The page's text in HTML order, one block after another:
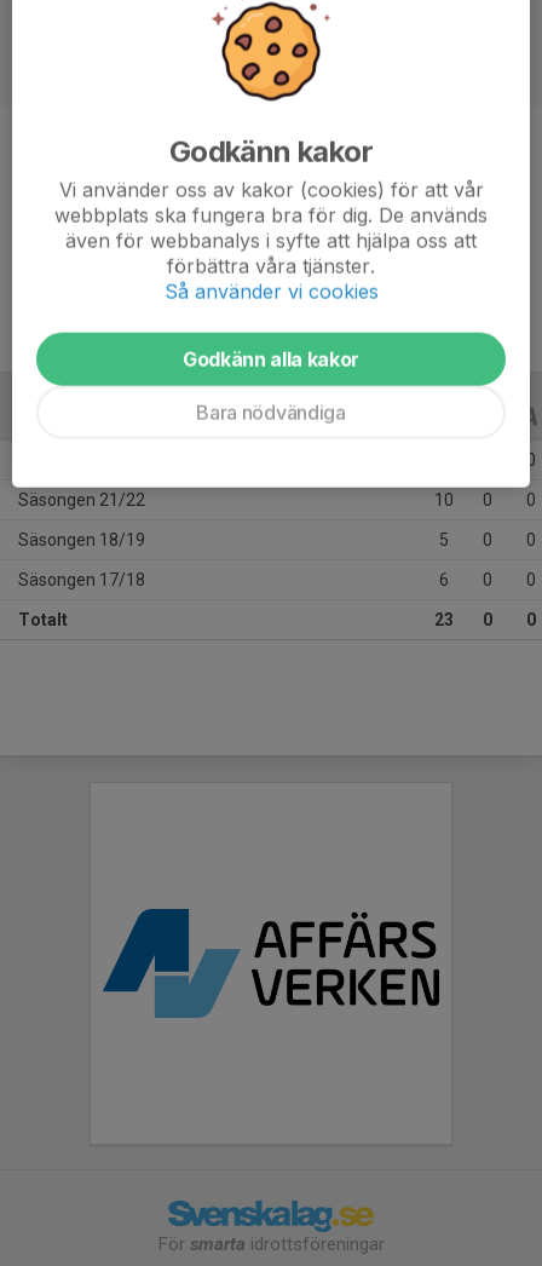
Forward
Ålder
54 år
Tidigare klubbar
Karlskrona Innebandyklubb,
Örlogsstaden Innebandyklubb
ALLA ÅR
0
Säsongen 21/22 10 0 0
Säsongen 18/19 5 0 0
Säsongen 17/18 6 0 0
Totalt 23 0 0
För smarta idrottsföreningar
Godkänn kakor
Vi använder oss av kakor (cookies) för att vår
webbplats ska fungera bra för dig. De används
även för webbanalys i syfte att hjälpa oss att
förbättra våra tjänster.
Så använder vi cookies
Godkänn alla kakor
Bara nödvändiga